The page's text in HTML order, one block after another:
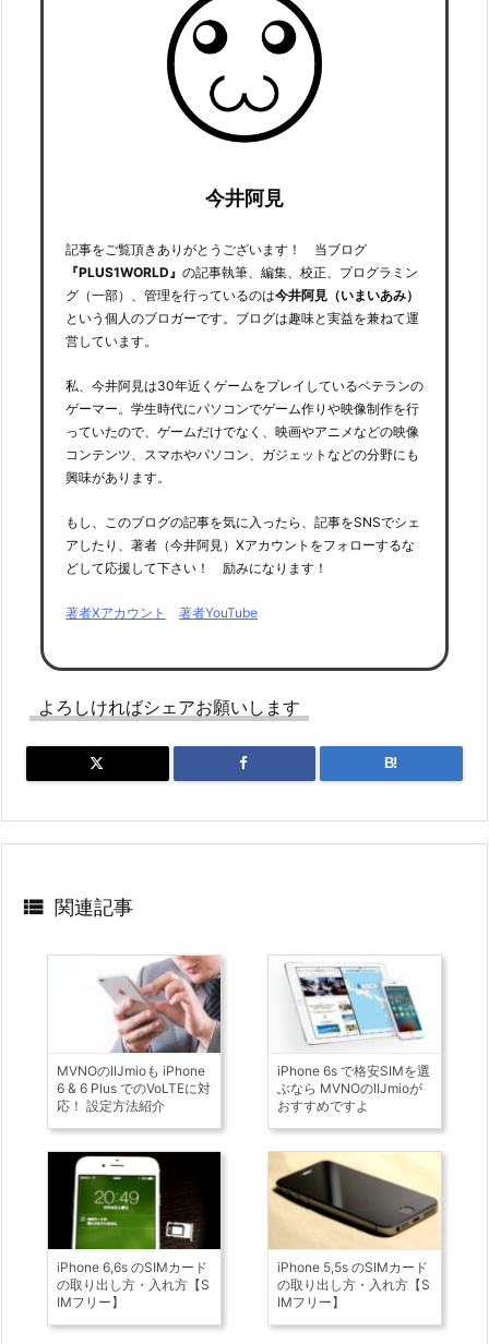
今井阿見
記事をご覧頂きありがとうございます！ 当ブログ
『PLUS1WORLD』 の記事執筆、編集、校正、プログラミン
グ（一部）、管理を行っているのは今井阿見（いまいあみ）
という個人のブロガーです。ブログは趣味と実益を兼ねて運
営しています。
私、今井阿見は30年近くゲームをプレイしているベテランの
ゲーマー。学生時代にパソコンでゲーム作りや映像制作を行
っていたので、ゲームだけでなく、映画やアニメなどの映像
コンテンツ、スマホやパソコン、ガジェットなどの分野にも
興味があります。
もし、このブログの記事を気に入ったら、記事をSNSでシェ
アしたり、著者（今井阿見）Xアカウントをフォローするな
どして応援して下さい！ 励みになります！
著者Xアカウント 著者YouTube
よろしければシェアお願いします
B!
 関連記事
MVNOのIIJmioも iPhone
6 & 6 Plus でのVoLTEに対
応！ 設定方法紹介
iPhone 6s で格安SIMを選
ぶなら MVNOのIIJmioが
おすすめですよ
iPhone 6,6s のSIMカード
の取り出し方・入れ方【S
IMフリー】
iPhone 5,5s のSIMカード
の取り出し方・入れ方【S
IMフリー】